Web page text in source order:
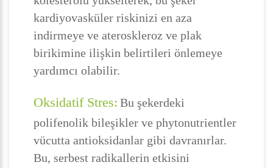
kardiyovasküler riskinizi en aza
indirmeye ve ateroskleroz ve plak
birikimine ilişkin belirtileri önlemeye
yardımcı olabilir.
Oksidatif Stres: Bu şekerdeki
polifenolik bileşikler ve phytonutrientler
vücutta antioksidanlar gibi davranırlar.
Bu, serbest radikallerin etkisini